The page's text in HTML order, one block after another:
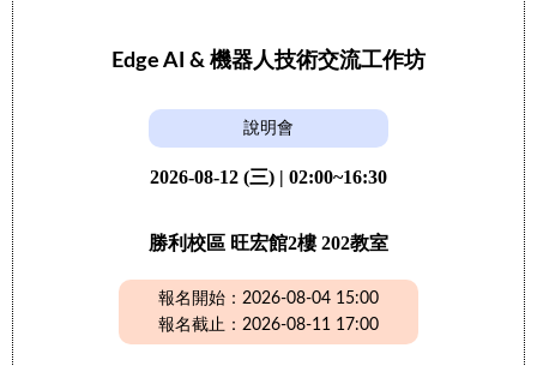
Edge AI & 機器人技術交流工作坊
說明會
2026-08-12 (三) | 02:00~16:30
勝利校區 旺宏館2樓 202教室
報名開始：2026-08-04 15:00
報名截止：2026-08-11 17:00